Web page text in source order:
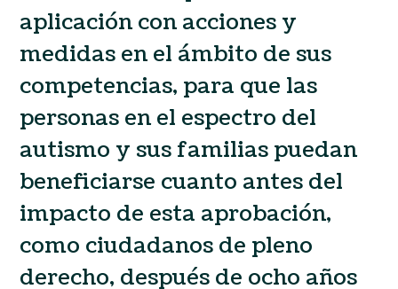
aplicación con acciones y
medidas en el ámbito de sus
competencias, para que las
personas en el espectro del
autismo y sus familias puedan
beneficiarse cuanto antes del
impacto de esta aprobación,
como ciudadanos de pleno
derecho, después de ocho años